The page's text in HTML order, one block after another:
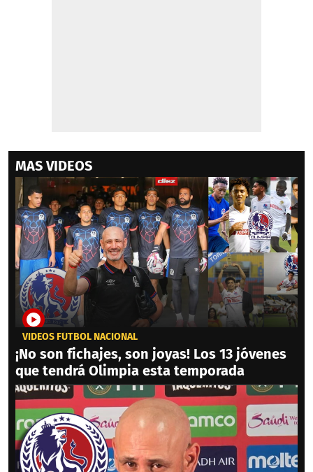
MAS VIDEOS
VIDEOS FÚTBOL NACIONAL
¡No son fichajes, son joyas! Los 13 jóvenes
que tendrá Olimpia esta temporada